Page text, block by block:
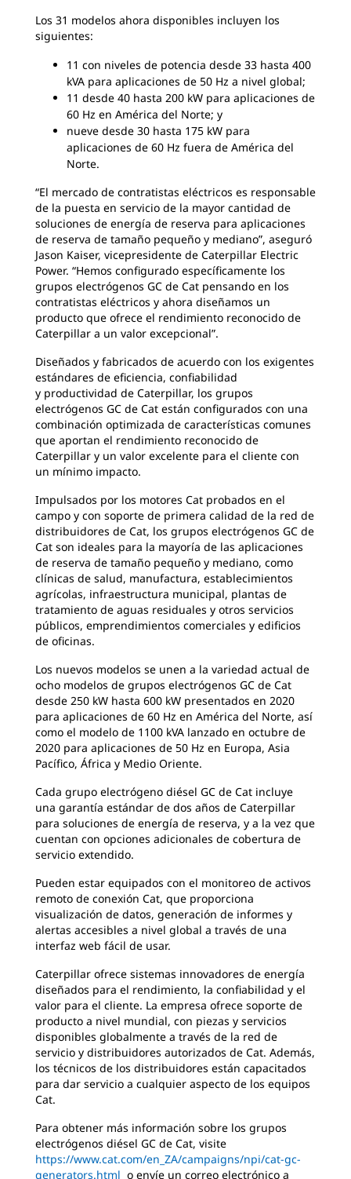
Los 31 modelos ahora disponibles incluyen los
siguientes:
11 con niveles de potencia desde 33 hasta 400
kVA para aplicaciones de 50 Hz a nivel global;
11 desde 40 hasta 200 kW para aplicaciones de
60 Hz en América del Norte; y
nueve desde 30 hasta 175 kW para
aplicaciones de 60 Hz fuera de América del
Norte.
“El mercado de contratistas eléctricos es responsable
de la puesta en servicio de la mayor cantidad de
soluciones de energía de reserva para aplicaciones
de reserva de tamaño pequeño y mediano”, aseguró
Jason Kaiser, vicepresidente de Caterpillar Electric
Power. “Hemos configurado específicamente los
grupos electrógenos GC de Cat pensando en los
contratistas eléctricos y ahora diseñamos un
producto que ofrece el rendimiento reconocido de
Caterpillar a un valor excepcional”.
Diseñados y fabricados de acuerdo con los exigentes
estándares de eficiencia, confiabilidad
y productividad de Caterpillar, los grupos
electrógenos GC de Cat están configurados con una
combinación optimizada de características comunes
que aportan el rendimiento reconocido de
Caterpillar y un valor excelente para el cliente con
un mínimo impacto.
Impulsados por los motores Cat probados en el
campo y con soporte de primera calidad de la red de
distribuidores de Cat, los grupos electrógenos GC de
Cat son ideales para la mayoría de las aplicaciones
de reserva de tamaño pequeño y mediano, como
clínicas de salud, manufactura, establecimientos
agrícolas, infraestructura municipal, plantas de
tratamiento de aguas residuales y otros servicios
públicos, emprendimientos comerciales y edificios
de oficinas.
Los nuevos modelos se unen a la variedad actual de
ocho modelos de grupos electrógenos GC de Cat
desde 250 kW hasta 600 kW presentados en 2020
para aplicaciones de 60 Hz en América del Norte, así
como el modelo de 1100 kVA lanzado en octubre de
2020 para aplicaciones de 50 Hz en Europa, Asia
Pacífico, África y Medio Oriente.
Cada grupo electrógeno diésel GC de Cat incluye
una garantía estándar de dos años de Caterpillar
para soluciones de energía de reserva, y a la vez que
cuentan con opciones adicionales de cobertura de
servicio extendido.
Pueden estar equipados con el monitoreo de activos
remoto de conexión Cat, que proporciona
visualización de datos, generación de informes y
alertas accesibles a nivel global a través de una
interfaz web fácil de usar.
Caterpillar ofrece sistemas innovadores de energía
diseñados para el rendimiento, la confiabilidad y el
valor para el cliente. La empresa ofrece soporte de
producto a nivel mundial, con piezas y servicios
disponibles globalmente a través de la red de
servicio y distribuidores autorizados de Cat. Además,
los técnicos de los distribuidores están capacitados
para dar servicio a cualquier aspecto de los equipos
Cat.
Para obtener más información sobre los grupos
electrógenos diésel GC de Cat, visite
https://www.cat.com/en_ZA/campaigns/npi/cat-gc-
generators.html o envíe un correo electrónico a